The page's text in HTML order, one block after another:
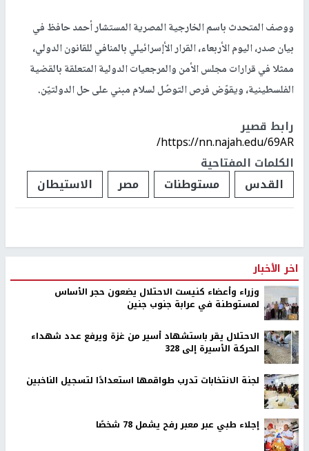
ووصف المتحدث باسم الخارجية المصرية المستشار أحمد حافظ في
بيان صدر، اليوم الأربعاء، القرار الأإسرائيلي بالمنافي للقانون الدولي،
ممثلا في قرارات مجلس الأمن والمرجعيات الدولية المتعلقة بالقضية
الفلسطينية، ويقوّض فرص التوصُل لسلام مبني على حل الدولتيّن.
رابط قصير
https://nn.najah.edu/69AR/
الكلمات المفتاحية
القدس
مستوطنات مصر الاستيطان
اخر الأخبار
وزراء وأعضاء كنيست الاحتلال يضعون حجر الأساس
لمستوطنة في عرابة جنوب جنين
الاحتلال يقر باستشهاد أسير من غزة ويرفع عدد شهداء
الحركة الأسيرة إلى 328
لجنة الانتخابات تدرب طواقمها استعدادًا لتسجيل الناخبين
إجلاء طبي عبر معبر رفح يشمل 78 شخصًا